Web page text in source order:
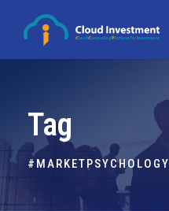
Tag
#MARKETPSYCHOLOGY